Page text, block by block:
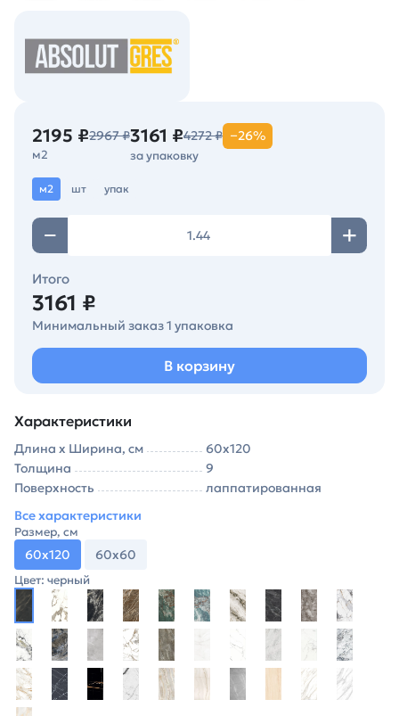
2195 ₽2967 ₽
м2
3161 ₽4272 ₽ −26%
за упаковку
м2 шт упак
Итого
3161 ₽
Минимальный заказ 1 упаковка
В корзину
Характеристики
Длина х Ширина, см
60х120
Толщина
9
Поверхность
лаппатированная
Все характеристики
Размер, см
60х120 60х60
Цвет: черный